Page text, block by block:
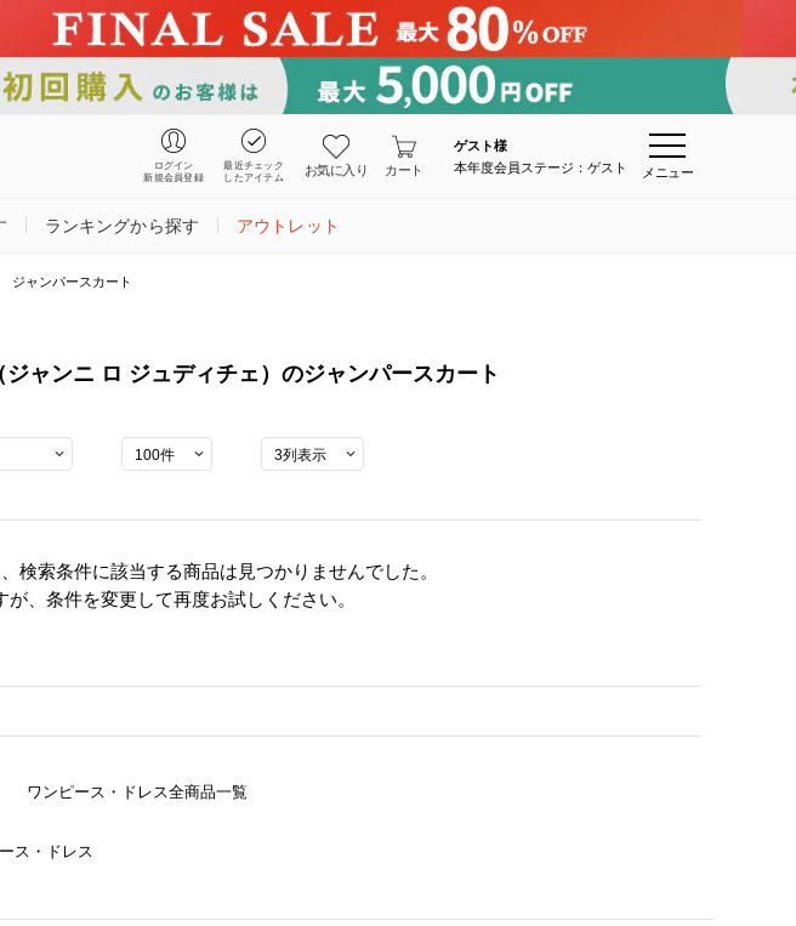
ログイン
新規会員登録
最近チェック
したアイテム
お気に入り カート
ゲスト様
本年度会員ステージ：ゲスト
メニュー
ランキングから探す アウトレット
ジャンパースカート
ャンニ ロ ジュディチェ）のジャンパースカート
検索条件に該当する商品は見つかりませんでした。
が、条件を変更して再度お試しください。
ワンピース・ドレス全商品一覧
ス・ドレス